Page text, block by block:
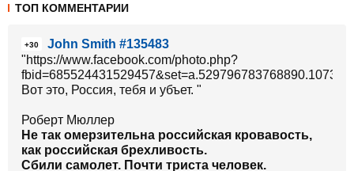
ТОП КОММЕНТАРИИ
+30
John Smith #135483
"https://www.facebook.com/photo.php?
Вот это, Россия, тебя и убъет. "
Роберт Мюллер
Не так омерзительна российская кровавость,
как российская брехливость.
Сбили самолет. Почти триста человек.